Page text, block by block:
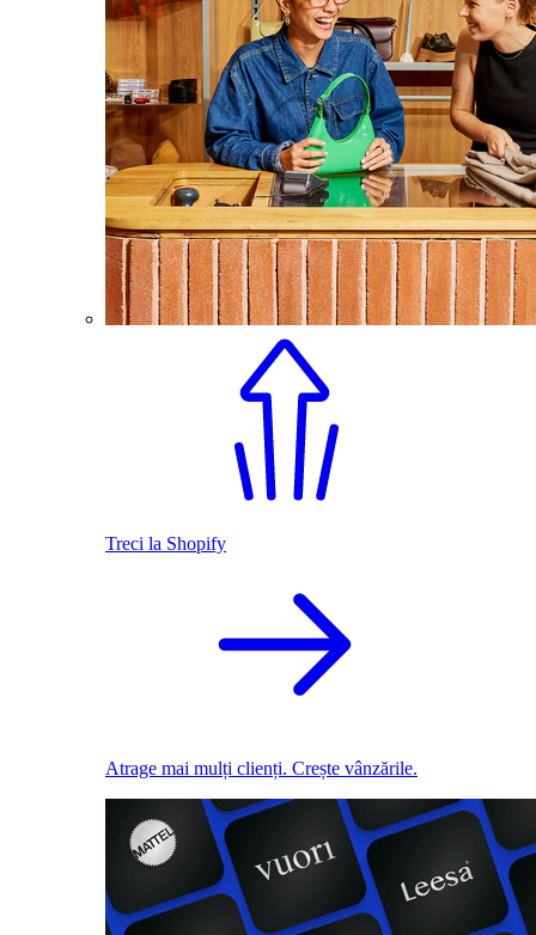
Treci la Shopify
Atrage mai mulți clienți. Crește vânzările.